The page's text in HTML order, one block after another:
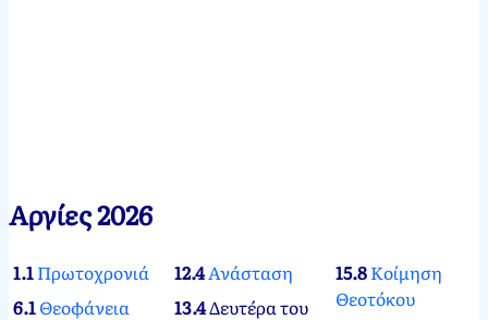
Αργίες 2026
1.1Πρωτοχρονιά
6.1Θεοφάνεια
12.4Ανάσταση
13.4Δευτέρα του
15.8Κοίμηση
Θεοτόκου